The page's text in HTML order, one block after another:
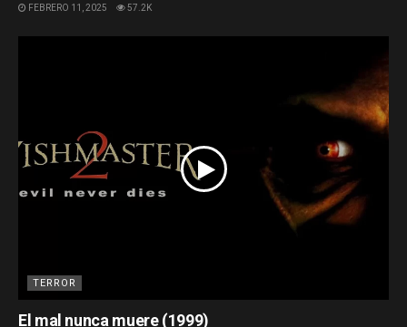
FEBRERO 11, 2025 57.2K
TERROR
El mal nunca muere (1999)